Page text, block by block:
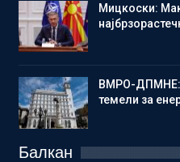
Мицкоски:
ВМРО-ДПМНЕ:
темели за
Балкан